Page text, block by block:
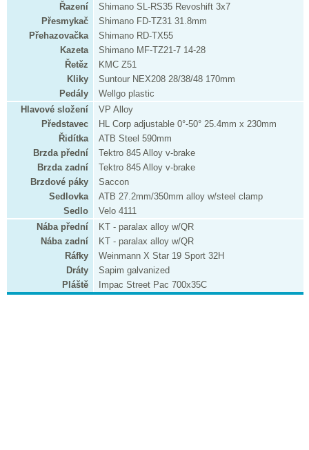
Řazení
Shimano SL-RS35 Revoshift 3x7
Přesmykač
Shimano FD-TZ31 31.8mm
Přehazovačka
Shimano RD-TX55
Kazeta
Shimano MF-TZ21-7 14-28
Řetěz
KMC Z51
Kliky
Suntour NEX208 28/38/48 170mm
Pedály
Wellgo plastic
Hlavové složení
VP Alloy
Představec
HL Corp adjustable 0°-50° 25.4mm x 230mm
Řidítka
ATB Steel 590mm
Brzda přední
Tektro 845 Alloy v-brake
Brzda zadní
Tektro 845 Alloy v-brake
Brzdové páky
Saccon
Sedlovka
ATB 27.2mm/350mm alloy w/steel clamp
Sedlo
Velo 4111
Nába přední
KT - paralax alloy w/QR
Nába zadní
KT - paralax alloy w/QR
Ráfky
Weinmann X Star 19 Sport 32H
Dráty
Sapim galvanized
Pláště
Impac Street Pac 700x35C